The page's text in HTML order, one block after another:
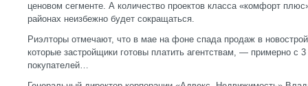
ценовом сегменте. А количество проектов класса «комфорт
районах неизбежно будет сокращаться.
Риэлторы отмечают, что в мае на фоне спада продаж в
которые застройщики готовы платить агентствам, — примерно с
покупателей…